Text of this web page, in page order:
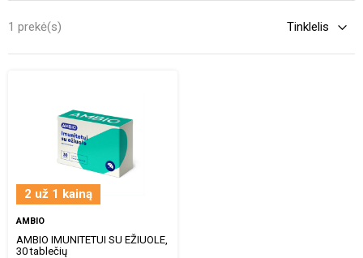
1 prekė(s)
2 už 1 kainą
AMBIO
AMBIO IMUNITETUI SU EŽIUOLE,
30 tablečių